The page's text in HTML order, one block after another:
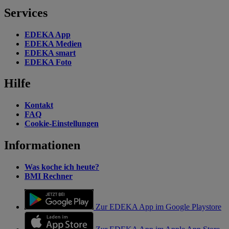
Services
EDEKA App
EDEKA Medien
EDEKA smart
EDEKA Foto
Hilfe
Kontakt
FAQ
Cookie-Einstellungen
Informationen
Was koche ich heute?
BMI Rechner
Zur EDEKA App im Google Playstore